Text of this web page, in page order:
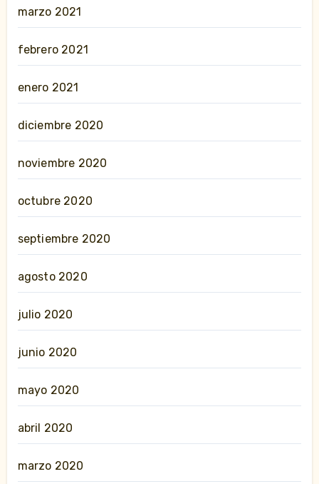
marzo 2021
febrero 2021
enero 2021
diciembre 2020
noviembre 2020
octubre 2020
septiembre 2020
agosto 2020
julio 2020
junio 2020
mayo 2020
abril 2020
marzo 2020